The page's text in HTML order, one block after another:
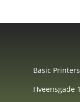
Basic Printers
Hveensgade